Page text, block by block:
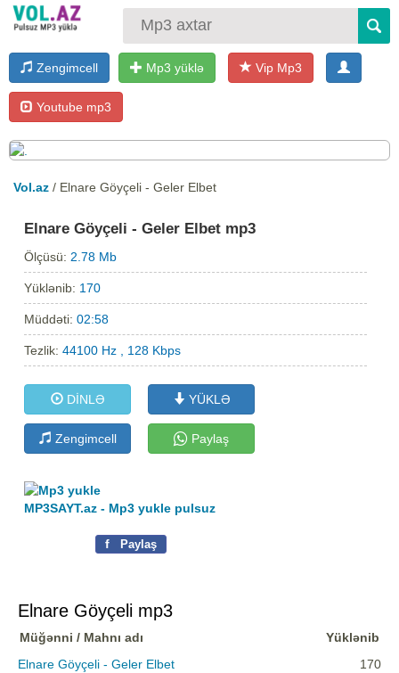
Zengimcell Mp3 yüklə Vip Mp3
Youtube mp3
Vol.az / Elnare Göyçeli - Geler Elbet
Elnare Göyçeli - Geler Elbet mp3
Ölçüsü: 2.78 Mb
Yüklənib: 170
Müddəti:02:58
Tezlik:44100 Hz , 128 Kbps
DİNLƏ YÜKLƏ
Zengimcell Paylaş
MP3SAYT.az - Mp3 yukle pulsuz
f Paylaş
Elnare Göyçeli mp3
Müğənni / Mahnı adı
Yüklənib
Elnare Göyçeli - Geler Elbet
170